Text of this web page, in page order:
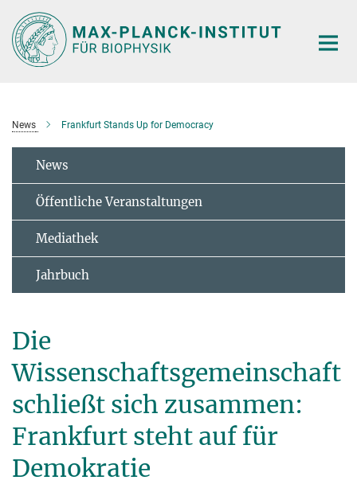
Hauptinhalt
News Frankfurt Stands Up for Democracy
News
Öffentliche Veranstaltungen
Mediathek
Jahrbuch
Die
Wissenschaftsgemeinschaft
schließt sich zusammen:
Frankfurt steht auf für
Demokratie